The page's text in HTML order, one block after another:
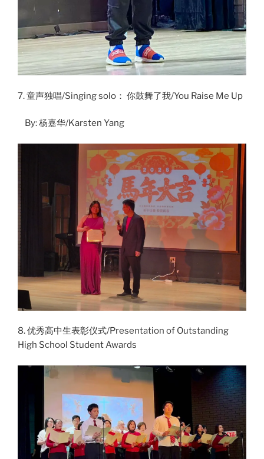
7. 童声独唱/Singing solo： 你鼓舞了我/You Raise Me Up
By: 杨嘉华/Karsten Yang
8. 优秀高中生表彰仪式/Presentation of Outstanding
High School Student Awards